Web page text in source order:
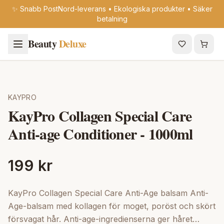
✨ Snabb PostNord-leverans • Ekologiska produkter • Säker
betalning
BeautyDeluxe
KAYPRO
KayPro Collagen Special Care
Anti-age Conditioner - 1000ml
199 kr
KayPro Collagen Special Care Anti-Age balsam Anti-
Age-balsam med kollagen för moget, poröst och skört
försvagat hår. Anti-age-ingredienserna ger håret